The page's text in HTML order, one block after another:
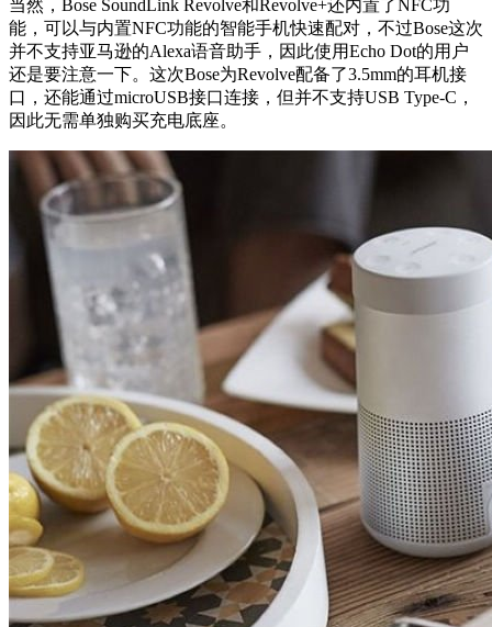
当然，Bose SoundLink Revolve和Revolve+还内置了NFC功
能，可以与内置NFC功能的智能手机快速配对，不过Bose这次
并不支持亚马逊的Alexa语音助手，因此使用Echo Dot的用户
还是要注意一下。这次Bose为Revolve配备了3.5mm的耳机接
口，还能通过microUSB接口连接，但并不支持USB Type-C，
因此无需单独购买充电底座。